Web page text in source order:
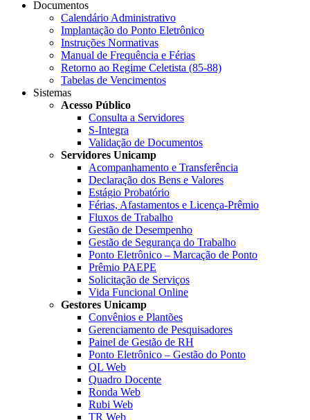
Documentos
Calendário Administrativo
Implantação do Ponto Eletrônico
Instruções Normativas
Manual de Frequência e Férias
Retorno ao Regime Celetista (85-88)
Tabelas de Vencimentos
Sistemas
Acesso Público
Consulta a Servidores
S-Integra
Validação de Documentos
Servidores Unicamp
Acompanhamento e Transferência
Declaração dos Bens e Valores
Estágio Probatório
Férias, Afastamentos e Licença-Prêmio
Fluxos de Trabalho
Gestão de Desempenho
Gestão de Segurança do Trabalho
Ponto Eletrônico – Marcação de Ponto
Prêmio PAEPE
Solicitação de Serviços
Vida Funcional Online
Gestores Unicamp
Convênios e Plantões
Gerenciamento de Pesquisadores
Painel de Gestão de RH
Ponto Eletrônico – Gestão do Ponto
QL Web
Quadro Docente
Ronda Web
Rubi Web
TR Web